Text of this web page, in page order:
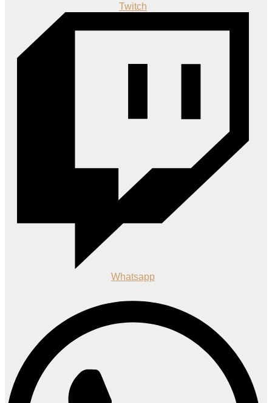
Twitch
Whatsapp